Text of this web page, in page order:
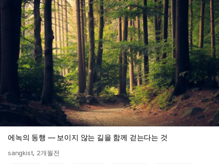
에녹의 동행 — 보이지 않는 길을 함께 걷는다는 것
sangkist, 2개월전